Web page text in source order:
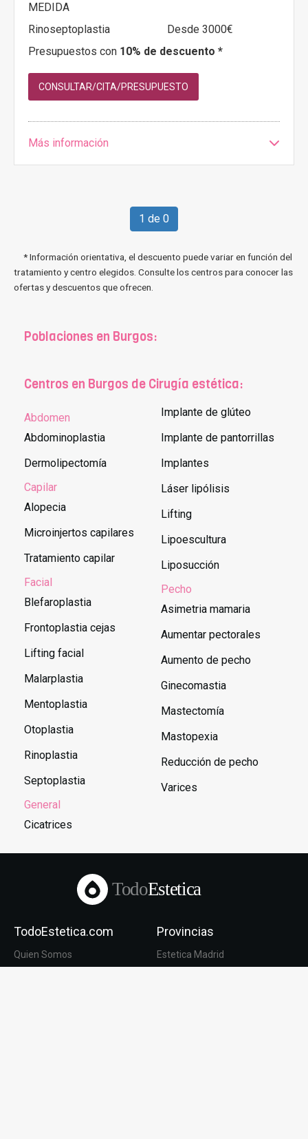
MEDIDA
Rinoseptoplastia
Desde 3000€
Presupuestos con 10% de descuento *
CONSULTAR/CITA/PRESUPUESTO
Más información
1 de 0
* Información orientativa, el descuento puede variar en función del
tratamiento y centro elegidos. Consulte los centros para conocer las
ofertas y descuentos que ofrecen.
Poblaciones en Burgos:
Centros en Burgos de Cirugía estética:
Abdomen
Abdominoplastia
Dermolipectomía
Capilar
Alopecia
Microinjertos capilares
Tratamiento capilar
Facial
Blefaroplastia
Frontoplastia cejas
Lifting facial
Malarplastia
Mentoplastia
Otoplastia
Rinoplastia
Septoplastia
General
Cicatrices
Implante de glúteo
Implante de pantorrillas
Implantes
Láser lipólisis
Lifting
Lipoescultura
Liposucción
Pecho
Asimetria mamaria
Aumentar pectorales
Aumento de pecho
Ginecomastia
Mastectomía
Mastopexia
Reducción de pecho
Varices
TodoEstetica
TodoEstetica.com
Quien Somos
Provincias
Estetica Madrid